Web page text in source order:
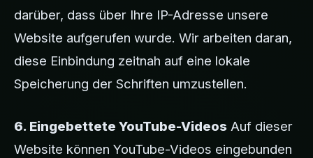
darüber, dass über Ihre IP-Adresse unsere
Website aufgerufen wurde. Wir arbeiten daran,
diese Einbindung zeitnah auf eine lokale
Speicherung der Schriften umzustellen.
6. Eingebettete YouTube-Videos Auf dieser
Website können YouTube-Videos eingebunden